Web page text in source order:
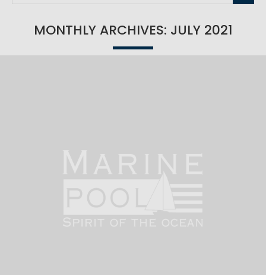
MONTHLY ARCHIVES: JULY 2021